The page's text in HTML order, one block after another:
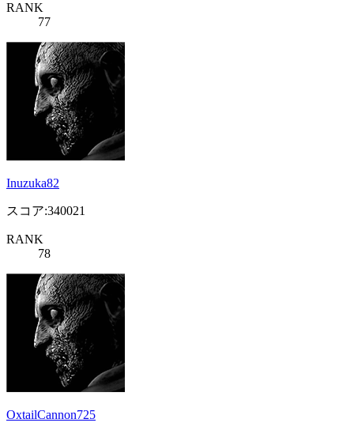
RANK
77
Inuzuka82
スコア:340021
RANK
78
OxtailCannon725